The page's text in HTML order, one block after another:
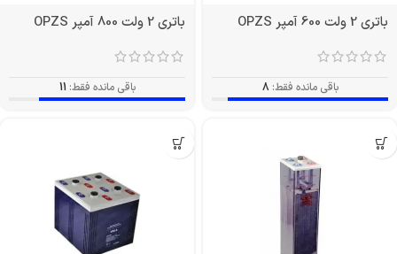
باتری 2 ولت 600 آمپر OPZS
باقی مانده فقط: 8
باتری 2 ولت 800 آمپر OPZS
باقی مانده فقط: 11